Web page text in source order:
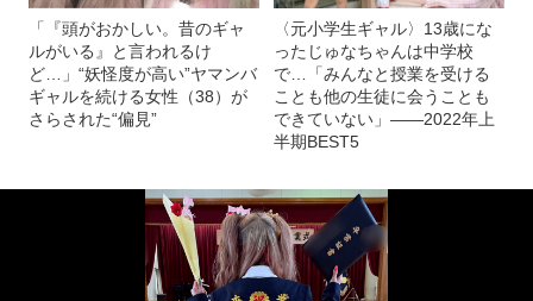
「『頭がおかしい。昔のギャ
ルがいる』と言われるけ
ど…」“妖怪度が高い”ヤマンバ
ギャルを続ける女性（38）が
さらされた“偏見”
〈元小学生ギャル〉13歳にな
ったじゅなちゃんは中学校
で…「みんなと授業を受ける
ことも他の生徒に会うことも
できていない」――2022年上
半期BEST5